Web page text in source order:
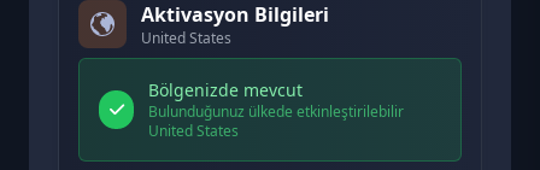
Aktivasyon Bilgileri
United States
Bölgenizde mevcut
Bulunduğunuz ülkede etkinleştirilebilir
United States